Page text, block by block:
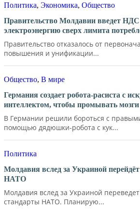
Политика, Экономика, Общество
Правительство Молдавии введет НДС
электроэнергию сверх лимита
Правительство отказалось от
повышения и унификации...
Общество, В мире
Германия создает робота-расиста с
интеллектом, чтобы промывать
В Германии решили бороться с
помощью дядюшки-робота с кук...
Политика
Молдавия вслед за Украиной
НАТО
Молдавия вслед за Украиной
стандарты НАТО. Планирую...